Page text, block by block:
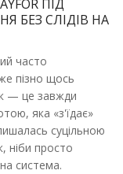
для
ПІД
БЕЗ СЛІДІВ НА
часто
пізно щось
— це завжди
яка «з'їдає»
суцільною
ніби просто
система.